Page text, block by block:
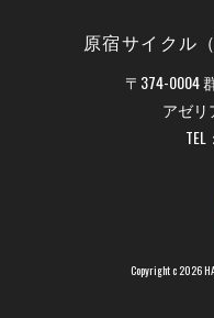
原宿サイクル
〒374-0004
アゼ
TEL：
Copyright c 2026